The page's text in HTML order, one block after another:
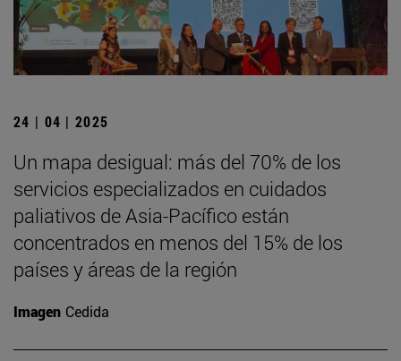
24 | 04 | 2025
Un mapa desigual: más del 70% de los
servicios especializados en cuidados
paliativos de Asia-Pacífico están
concentrados en menos del 15% de los
países y áreas de la región
Imagen Cedida